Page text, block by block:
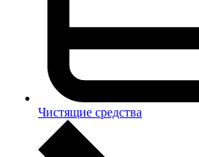
Чистящие средства